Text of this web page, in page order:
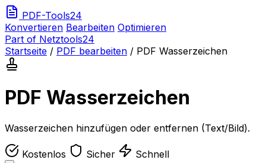
PDF-Tools24
Konvertieren Bearbeiten Optimieren
Part of Netztools24
Startseite / PDF bearbeiten / PDF Wasserzeichen
PDF Wasserzeichen
Wasserzeichen hinzufügen oder entfernen (Text/Bild).
Kostenlos Sicher Schnell